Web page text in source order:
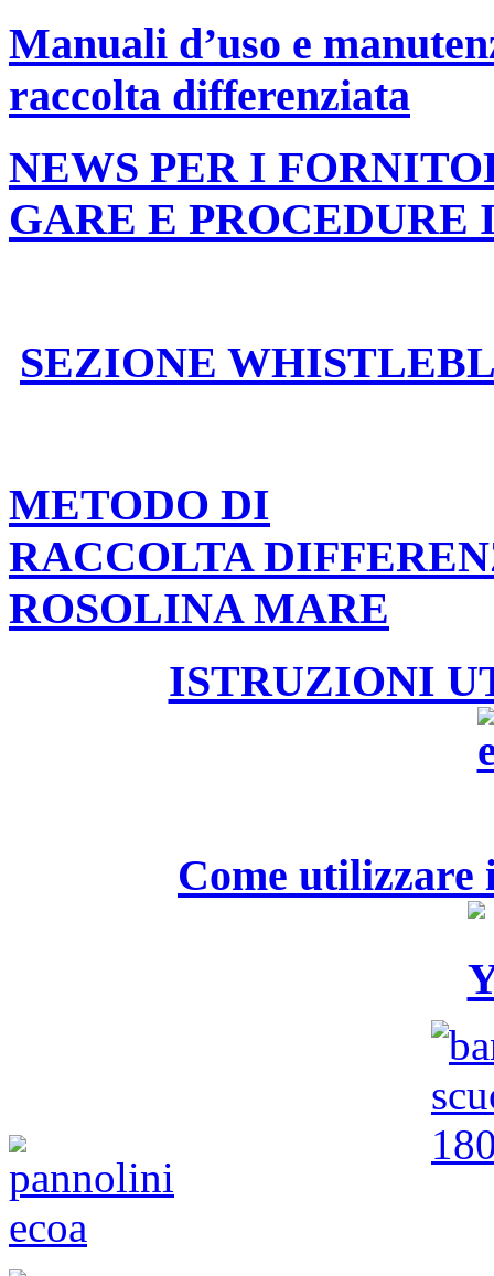
Manuali d’uso e
raccolta differenziata
NEWS PER I
GARE E PROCEDURE
SEZIONE
METODO DI
RACCOLTA
ROSOLINA MARE
ISTRUZIONI
Come utilizzare